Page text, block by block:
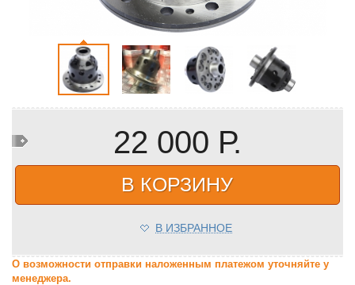
22 000 Р.
В КОРЗИНУ
В ИЗБРАННОЕ
О возможности отправки наложенным платежом уточняйте у
менеджера.